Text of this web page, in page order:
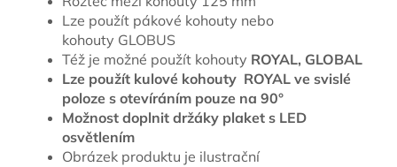
Lze použít pákové kohouty nebo
kohouty GLOBUS
Též je možné použít kohouty ROYAL, GLOBAL
Lze použít kulové kohouty ROYAL ve svislé
poloze s otevíráním pouze na 90°
Možnost doplnit držáky plaket s LED
osvětlením
Obrázek produktu je ilustrační